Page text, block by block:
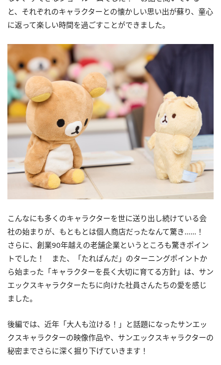
と、それぞれのキャラクターとの懐かしい思い出が蘇り、童心
に返って楽しい時間を過ごすことができました。
こんなにも多くのキャラクターを世に送り出し続けている会
社の始まりが、もともとは個人商店だったなんて驚き……！
さらに、創業90年越えの老舗企業というところも驚きポイン
トでした！ また、「たれぱんだ」のターニングポイントか
ら始まった「キャラクターを長く大切に育てる方針」は、サン
エックスキャラクターたちに向けた社員さんたちの愛を感じ
ました。
後編では、近年「大人も泣ける！」と話題になったサンエッ
クスキャラクターの映像作品や、サンエックスキャラクターの
秘密までさらに深く掘り下げていきます！